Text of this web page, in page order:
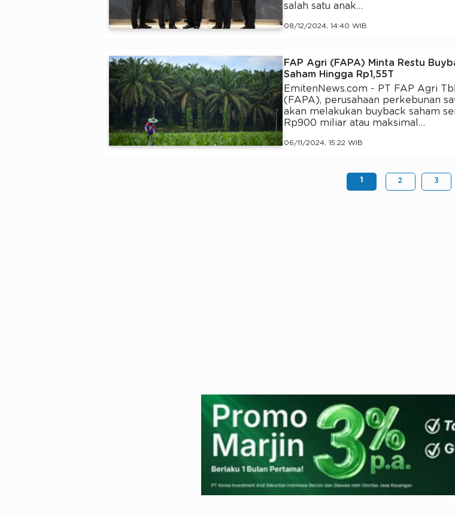
salah satu anak…
08/12/2024, 14:40 WIB
FAP Agri (FAPA) Minta Restu
Saham Hingga Rp1,55T
EmitenNews.com - PT FAP Agri
(FAPA), perusahaan perkebunan
akan melakukan buyback saham
Rp900 miliar atau maksimal…
06/11/2024, 15:22 WIB
1 2 3